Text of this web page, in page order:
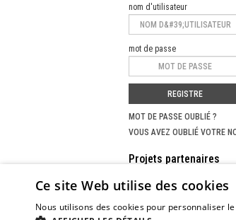
nom d'utilisateur
mot de passe
REGISTRE
MOT DE PASSE OUBLIÉ ?
VOUS AVEZ OUBLIÉ VOTRE
Projets partenaires
PORTAIL DE RECHERCHE
© Copyright
Ce site Web utilise des cookies
Nous utilisons des cookies pour personnaliser